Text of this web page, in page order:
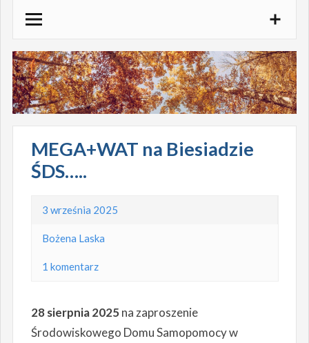
treści
MEGA+WAT na Biesiadzie
ŚDS…..
3 września 2025
Bożena Laska
1 komentarz
28 sierpnia 2025na zaproszenie
Środowiskowego Domu Samopomocy w